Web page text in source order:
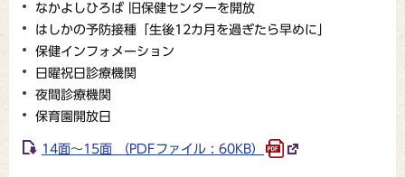
なかよしひろば 旧保健センターを開放
はしかの予防接種「生後12カ月を過ぎたら早めに」
保健インフォメーション
日曜祝日診療機関
夜間診療機関
保育園開放日
14面～15面 （PDFファイル : 60KB）